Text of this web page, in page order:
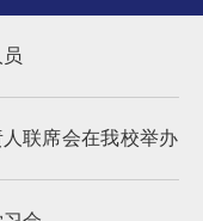
联席会在我校举办